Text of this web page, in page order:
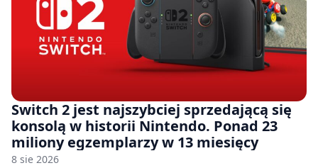
Switch 2 jest najszybciej sprzedającą się
konsolą w historii Nintendo. Ponad 23
miliony egzemplarzy w 13 miesięcy
8 sie 2026